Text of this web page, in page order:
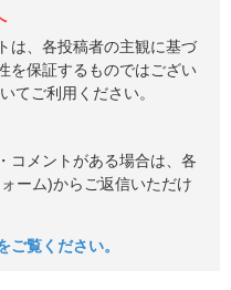
は、各投稿者の主観に基づ
を保証するものではござい
てご利用ください。
コメントがある場合は、各
ーム)からご返信いただけ
覧ください。